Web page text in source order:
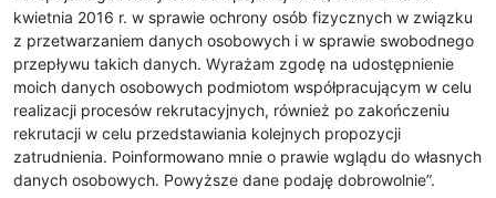
kwietnia 2016 r. w sprawie ochrony osób fizycznych w związku
z przetwarzaniem danych osobowych i w sprawie swobodnego
przepływu takich danych. Wyrażam zgodę na udostępnienie
moich danych osobowych podmiotom współpracującym w celu
realizacji procesów rekrutacyjnych, również po zakończeniu
rekrutacji w celu przedstawiania kolejnych propozycji
zatrudnienia. Poinformowano mnie o prawie wglądu do własnych
danych osobowych. Powyższe dane podaję dobrowolnie”.